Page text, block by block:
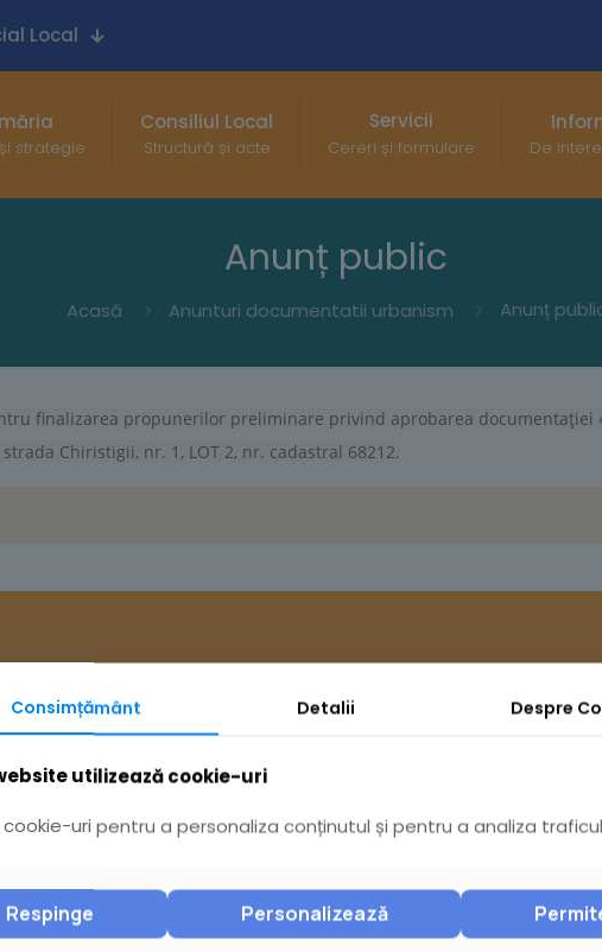
Local
strategie
Consiliul Local
Structură și acte
Servicii
Cereri și formulare De
Anunț public
Acasă Anunturi documentatii urbanism Anunț
finalizarea propunerilor preliminare privind aprobarea documentației
Chiristigii, nr. 1, LOT 2, nr. cadastral 68212.
Ai întrebări?
Pagina Contact
Consimțământ Detalii Despre
utilizează cookie-uri
cookie-uri pentru a personaliza conținutul și pentru a analiza
Respinge Personalizează